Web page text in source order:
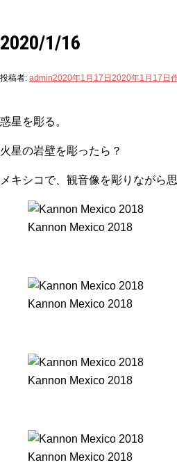
2020/1/16
投稿者: admin2020年1月17日 2020年1月17日
惑星を彫る。
火星の岩壁を彫ったら？
メキシコで、観音像を彫りながら
Kannon Mexico 2018
Kannon Mexico 2018
Kannon Mexico 2018
Kannon Mexico 2018